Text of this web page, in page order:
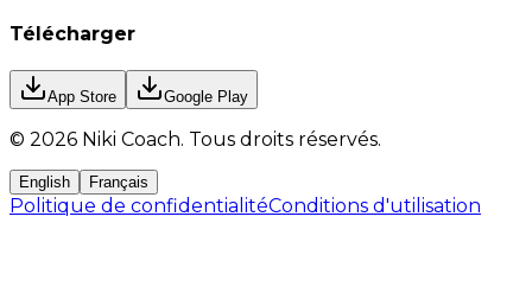
Télécharger
App Store Google Play
© 2026 Niki Coach. Tous droits réservés.
English Français
Politique de confidentialitéConditions d'utilisation